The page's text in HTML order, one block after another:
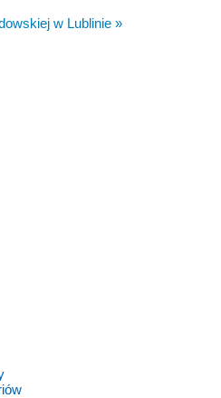
w Lublinie »